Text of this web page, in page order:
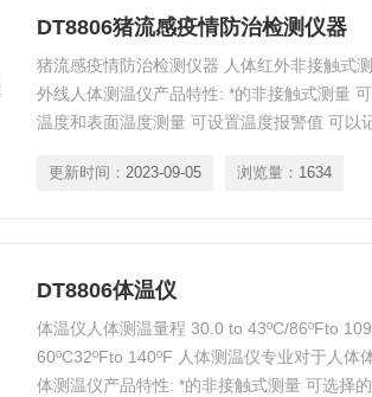
DT8806猪流感疫情防治检测仪器
猪流感疫情防治检测仪器 人体红外非接触式
外线人体测温仪产品特性: *的非接触式测量
温度和表面温度测量 可设置温度报警值 可以
更新时间： 2023-09-05 浏览量： 1634
DT8806体温仪
体温仪人体测温量程 30.0 to 43ºC/86ºFto
60ºC32ºFto 140ºF 人体测温仪专业对于人体
体测温仪产品特性: *的非接触式测量 可选择